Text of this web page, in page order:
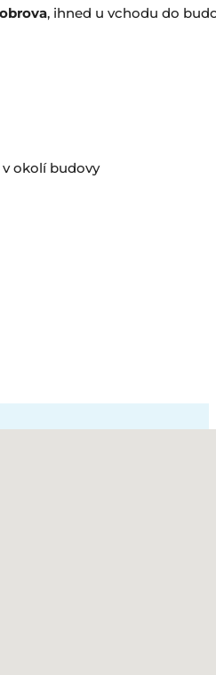
, ihned u vchodu do
okolí budovy